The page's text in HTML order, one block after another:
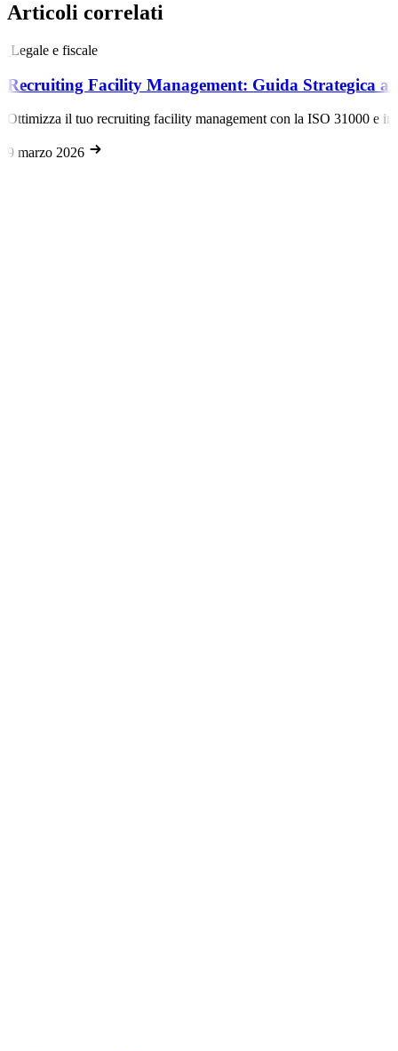
Articoli correlati
Legale e fiscale
Recruiting Facility Management: Guida Strategica
Ottimizza il tuo recruiting facility management con la ISO 31000 e
9 marzo 2026